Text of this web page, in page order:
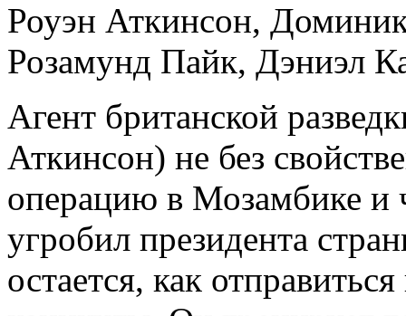
Роуэн Аткинсон,
Розамунд Пайк, Дэниэл
Агент британской
Аткинсон) не без
операцию в Мозамбике и
угробил президента
остается, как